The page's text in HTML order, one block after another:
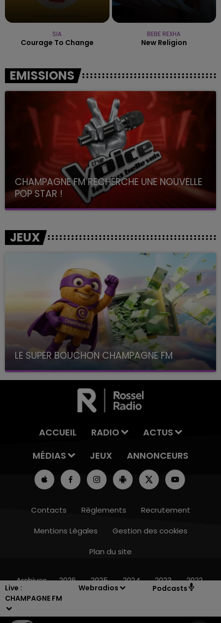
Live :
CHAMPAGNE FM
Webradios Podcasts
SIA
Courage To Change
BEBE REXHA
New Religion
EMISSIONS
CHAMPAGNE FM RECHERCHE UNE NOUVELLE
POP STAR !
Toute la journée sur Champagne FM
JEUX
LE SUPER BOUCHON CHAMPAGNE FM
avec La Famille Champagne FM, à 8H10
ACCUEIL RADIO
ACTUS
MÉDIAS
JEUX ANNONCEURS
Contacts Règlements
Recrutement
Mentions Légales
Gestion des cookies
Plan du site
Archives 2026 2025 2024 2023 2022